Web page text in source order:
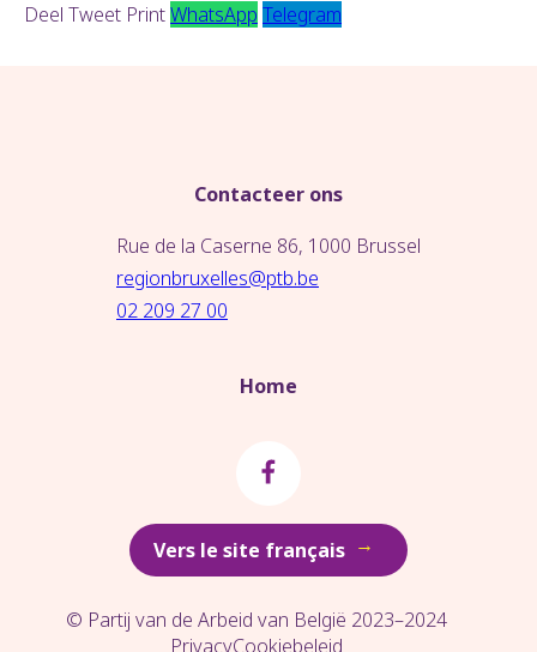
Deel Tweet PrintWhatsApp Telegram
Contacteer ons
Rue de la Caserne 86, 1000 Brussel
regionbruxelles@ptb.be
02 209 27 00
Home
Vers le site français →
© Partij van de Arbeid van België 2023–2024
PrivacyCookiebeleid